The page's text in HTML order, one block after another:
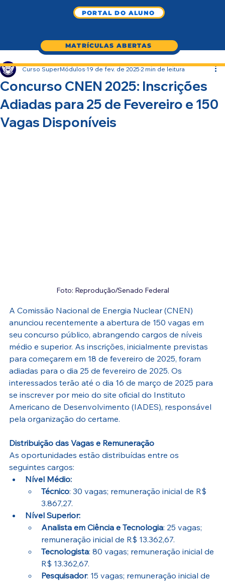
MATRÍCULAS ABERTAS
PORTAL DO ALUNO
Concurso CNEN 2025: Inscrições
Adiadas para 25 de Fevereiro e 150
Vagas Disponíveis
Curso SuperMódulos 19 de fev. de 2025 2 min de leitura
Foto: Reprodução/Senado Federal
A Comissão Nacional de Energia Nuclear (CNEN)
anunciou recentemente a abertura de 150 vagas em
seu concurso público, abrangendo cargos de níveis
médio e superior. As inscrições, inicialmente previstas
para começarem em 18 de fevereiro de 2025, foram
adiadas para o dia 25 de fevereiro de 2025. Os
interessados terão até o dia 16 de março de 2025 para
se inscrever por meio do site oficial do Instituto
Americano de Desenvolvimento (IADES), responsável
pela organização do certame.
Distribuição das Vagas e Remuneração
As oportunidades estão distribuídas entre os
seguintes cargos:
Nível Médio:
Técnico: 30 vagas; remuneração inicial de R$
3.867,27.
Nível Superior:
Analista em Ciência e Tecnologia: 25 vagas;
remuneração inicial de R$ 13.362,67.
Tecnologista: 80 vagas; remuneração inicial de
R$ 13.362,67.
Pesquisador: 15 vagas; remuneração inicial de